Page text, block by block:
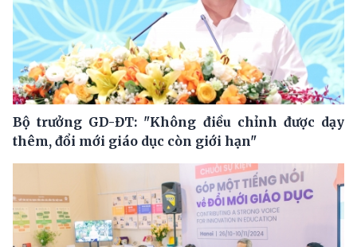
Bộ trưởng GD-ĐT: "Không điều chỉnh được dạy
thêm, đổi mới giáo dục còn giới hạn"